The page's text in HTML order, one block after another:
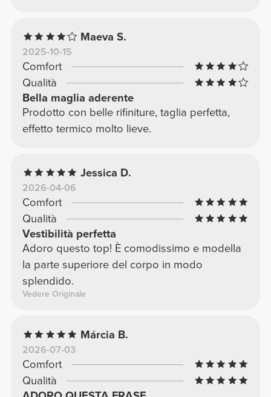
Maeva S.
2025-10-15
Comfort
Qualità
Bella maglia aderente
Prodotto con belle rifiniture, taglia perfetta,
effetto termico molto lieve.
Jessica D.
2026-04-06
Comfort
Qualità
Vestibilità perfetta
Adoro questo top! È comodissimo e modella
la parte superiore del corpo in modo
splendido.
Vedere Originale
Márcia B.
2026-07-03
Comfort
Qualità